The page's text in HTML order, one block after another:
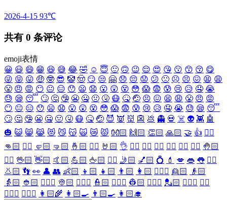
2026-4-15 93℃
共有 0 条评论
emoji表情
😀 😃 😄 😁 😆 😅 😂 🤣 ☺️ 😇 🙂 🙃 😉 😌 😍 😘 😗 😙 😚 😋
😜 😝 😛 🤑 🤓 😎 🤡 🤠 😏 😒 🤗 😞 😔 😟 😕 🙁 ☹️ 😣 😖 😫 😩
😤 😠 😡 😶 😐 😑 😯 😦 😧 😮 😲 😵 😳 😱 😨 😰 😢 😥 🤤 😭
😓 😪 😴 🙄 🤔 🤥 😬 🤐 🤢 🤧 😷 🤒 🤕 😣 😖 😫 😩 😤 😠 😡
😶 😐 😑 😯 😦 😧 😮 😲 😵 😳 😱 😨 😰 😢 😥 🤤 😭 😓 😪 😴
🙄 🤔 🤥 😬 🤐 🤢 🤧 😷 🤒 🤕 😈 👿 👹 👺 💩 👻 💀 ☠️ 👽 👾 🤖
🎃 😺 😸 😹 😻 😼 😽 🙀 😿 😾 👐🏻 🙌🏻 👏🏻 🙏🏻 🤝 👍 👎🏻
👊🏻 ✊🏻 🤛🏻 🤜🏻 🤞🏻 ✌🏻 🤘🏻 👌 👈🏻 👉🏻 👆🏻 👇🏻 ☝🏻 ✋🏻 🤚🏻
🖐🏻 🖖🏻 👋🏻 🤙🏻 💪🏻 🖕🏻 ✍🏻 🤳🏻 💅🏻 💍 💄 💋 👄 👅 👂🏻
👃🏻 👣 👀 👤 👥 👶🏻 👦🏻 👧🏻 👨🏻 👩🏻 👱🏻‍♀️ 👱🏻
👴🏻
👵🏻 👲🏻 👳🏻‍♀️ 👳🏻 👮🏻‍♀️ 👮🏻 👷🏻‍♀️ 👷🏻 💂🏻‍♀️ 💂🏻 🕵🏻‍♀️ 🕵🏻
👩🏻‍⚕️ 👨🏻‍⚕️ 👩🏻‍🌾 👩🏻‍🍳 👨🏻‍🍳 👩🏻‍🎓